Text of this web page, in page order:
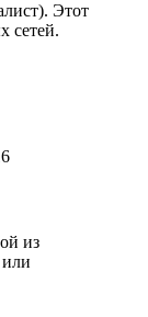
Этот
сетей.
из
или